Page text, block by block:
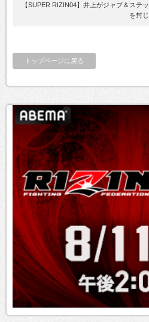
【SUPER RIZIN04】井上がジャブ＆ステ
を封
トップページに戻る